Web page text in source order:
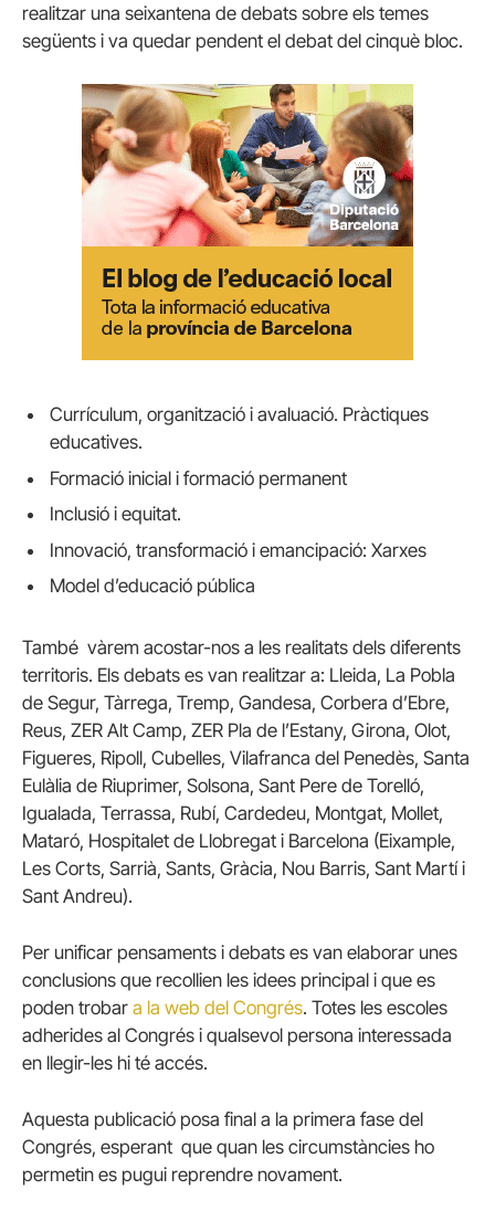
realitzar una seixantena de debats sobre els temes
següents i va quedar pendent el debat del cinquè bloc.
Currículum, organització i avaluació. Pràctiques
educatives.
Formació inicial i formació permanent
Inclusió i equitat.
Innovació, transformació i emancipació: Xarxes
Model d’educació pública
També vàrem acostar-nos a les realitats dels diferents
territoris. Els debats es van realitzar a: Lleida, La Pobla
de Segur, Tàrrega, Tremp, Gandesa, Corbera d’Ebre,
Reus, ZER Alt Camp, ZER Pla de l’Estany, Girona, Olot,
Figueres, Ripoll, Cubelles, Vilafranca del Penedès, Santa
Eulàlia de Riuprimer, Solsona, Sant Pere de Torelló,
Igualada, Terrassa, Rubí, Cardedeu, Montgat, Mollet,
Mataró, Hospitalet de Llobregat i Barcelona (Eixample,
Les Corts, Sarrià, Sants, Gràcia, Nou Barris, Sant Martí i
Sant Andreu).
Per unificar pensaments i debats es van elaborar unes
conclusions que recollien les idees principal i que es
poden trobar a la web del Congrés. Totes les escoles
adherides al Congrés i qualsevol persona interessada
en llegir-les hi té accés.
Aquesta publicació posa final a la primera fase del
Congrés, esperant que quan les circumstàncies ho
permetin es pugui reprendre novament.